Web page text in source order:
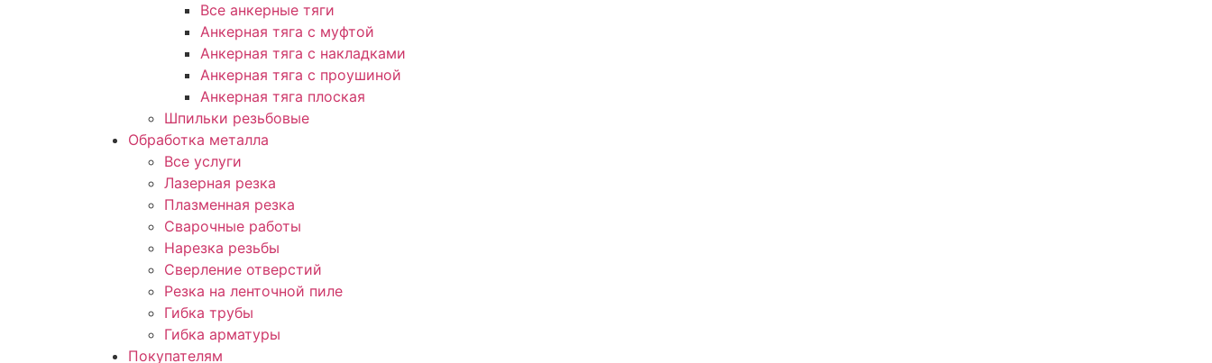
Все анкерные тяги
Анкерная тяга с муфтой
Анкерная тяга с накладками
Анкерная тяга с проушиной
Анкерная тяга плоская
Шпильки резьбовые
Обработка металла
Все услуги
Лазерная резка
Плазменная резка
Сварочные работы
Нарезка резьбы
Сверление отверстий
Резка на ленточной пиле
Гибка трубы
Гибка арматуры
Покупателям